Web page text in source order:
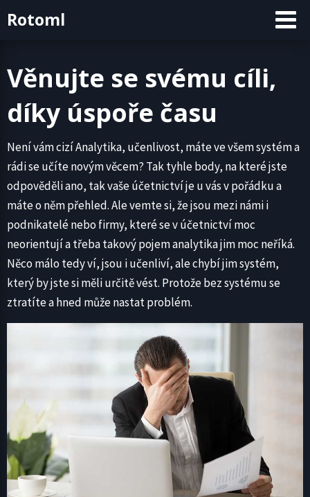
toRotoml
Věnujte se svému cíli,
díky úspoře času
Není vám cizí Analytika, učenlivost, máte ve všem systém a
rádi se učíte novým věcem? Tak tyhle body, na které jste
odpověděli ano, tak vaše účetnictví je u vás v pořádku a
máte o něm přehled. Ale vemte si, že jsou mezi námi i
podnikatelé nebo firmy, které se v účetnictví moc
neorientují a třeba takový pojem analytika jim moc neříká.
Něco málo tedy ví, jsou i učenliví, ale chybí jim systém,
který by jste si měli určitě vést. Protože bez systému se
ztratíte a hned může nastat problém.